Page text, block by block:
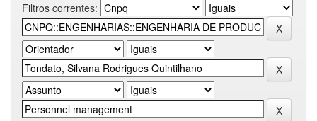
Filtros correntes: